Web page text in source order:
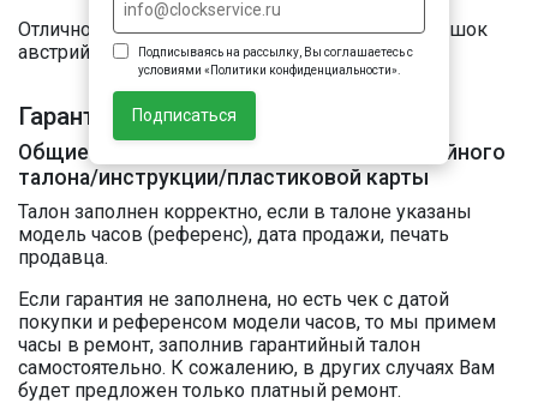
Подписываясь на рассылку, Вы соглашаетесь с
условиями «Политики конфиденциальности».
Подписаться
Отличной заменой оригинала может стать ремешок
австрийской фирмы Hirsch.
Гарантийный ремонт часов Elle Time
Общие требования к заполнению гарантийного
талона/инструкции/пластиковой карты
Талон заполнен корректно, если в талоне указаны
модель часов (референс), дата продажи, печать
продавца.
Если гарантия не заполнена, но есть чек с датой
покупки и референсом модели часов, то мы примем
часы в ремонт, заполнив гарантийный талон
самостоятельно. К сожалению, в других случаях Вам
будет предложен только платный ремонт.